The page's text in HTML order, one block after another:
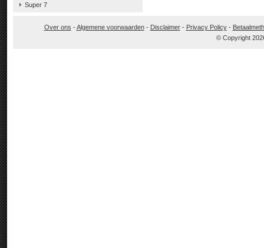
Super 7
Over ons -Algemene voorwaarden- Disclaimer- Privacy Policy-
© Copyright